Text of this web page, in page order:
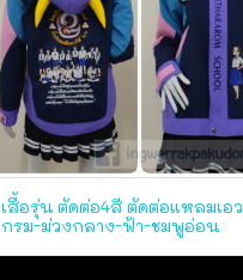
เสื้อรุ่น ตัดต่อ4สี ตัดต่อแหลมเอว
กรม-ม่วงกลาง-ฟ้า-ชมพูอ่อน